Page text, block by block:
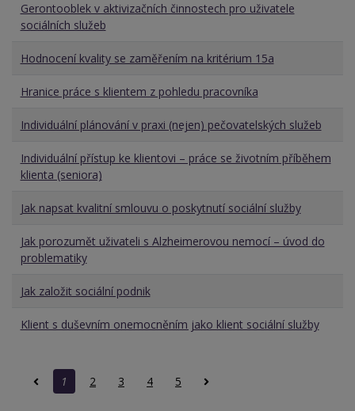
Gerontooblek v aktivizačních činnostech pro uživatele
sociálních služeb
Hodnocení kvality se zaměřením na kritérium 15a
Hranice práce s klientem z pohledu pracovníka
Individuální plánování v praxi (nejen) pečovatelských služeb
Individuální přístup ke klientovi – práce se životním příběhem
klienta (seniora)
Jak napsat kvalitní smlouvu o poskytnutí sociální služby
Jak porozumět uživateli s Alzheimerovou nemocí – úvod do
problematiky
Jak založit sociální podnik
Klient s duševním onemocněním jako klient sociální služby
1 2 3 4 5